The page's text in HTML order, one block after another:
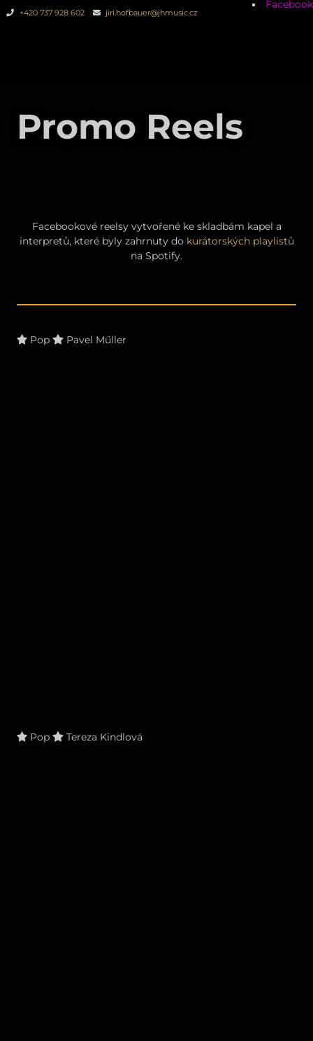
+420 737 928 602 jiri.hofbauer@jhmusic.cz
Facebook
Promo Reels
Facebookové reelsy vytvořené ke skladbám kapel a
interpretů, které byly zahrnuty do kurátorských playlistů
na Spotify.
Pop Pavel Műller
Pop Tereza Kindlová